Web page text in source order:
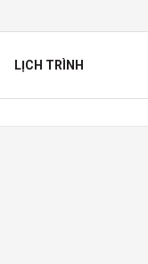
LỊCH TRÌNH